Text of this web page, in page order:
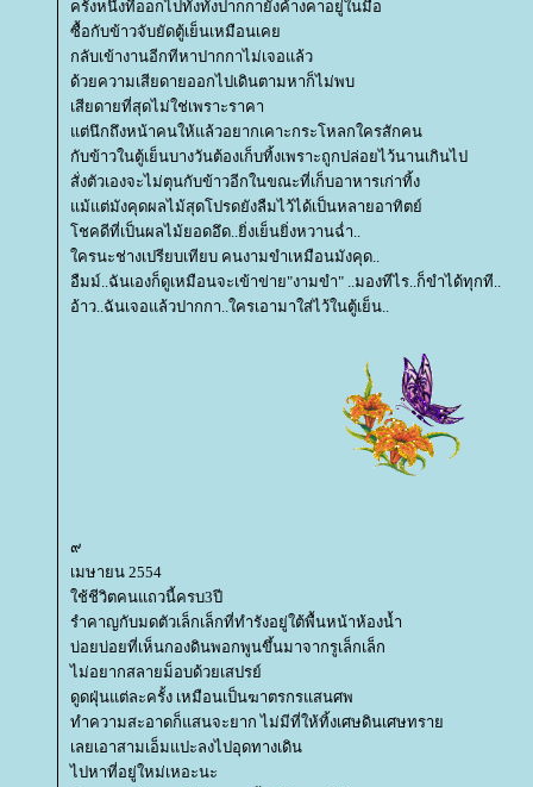
ครั้งหนึ่งที่ออกไปทั้งทั้งปากกายังค้างคาอยู่ในมือ
ซื้อกับข้าวจับยัดตู้เย็นเหมือนเค
กลับเข้างานอีกทีหาปากกาไม่เจอแล้ว
ด้วยความเสียดายออกไปเดินตามหาก็ไม่พบ
เสียดายที่สุดไม่ใช่เพราะราคา
ต่นึกถึงหน้าคนให้แล้วอยากเคาะกระโหลกใครสักคน
กับข้าวในตู้เย็นบางวันต้องเก็บทิ้งเพราะถูกปล่อยไว้นานเกินไป
สั่งตัวเองจะไม่ตุนกับข้าวอีกในขณะที่เก็บอาหารเก่าทิ้ง
ม้แต่มังคุดผลไม้สุดโปรดยังลืมไว้ได้เป็นหลายอาทิตย์
ชคดีที่เป็นผลไม้ยอดอึด..ยิ่งเย็นยิ่งหวานฉ่ำ..
ครนะช่างเปรียบเทียบ คนงามขำเหมือนมังคุด..
อืมม์..ฉันเองก็ดูเหมือนจะเข้าข่าย"งามขำ" ..มองทีไร..ก็ขำได้ทุกที..
อ้าว..ฉันเจอแล้วปากกา..ใครเอามาใส่ไว้ในตู้เย็น..
๙
เมษายน 2554
ช้ชีวิตคนแถวนี้ครบ3ปี
รำคาญกับมดตัวเล็กเล็กที่ทำรังอยู่ใต้พื้นหน้าห้องน้ำ
บ่อยบ่อยที่เห็นกองดินพอกพูนขึ้นมาจากรูเล็กเล็ก
ไม่อยากสลายม็อบด้วยเสปรย์
ดูดฝุ่นแต่ละครั้ง เหมือนเป็นฆาตรกรแสนศพ
ทำความสะอาดก็แสนจะยาก ไม่มีที่ให้ทิ้งเศษดินเศษทรา
เลยเอาสามเอ็มแปะลงไปอุดทางเดิน
ไปหาที่อยู่ใหม่เหอะนะ